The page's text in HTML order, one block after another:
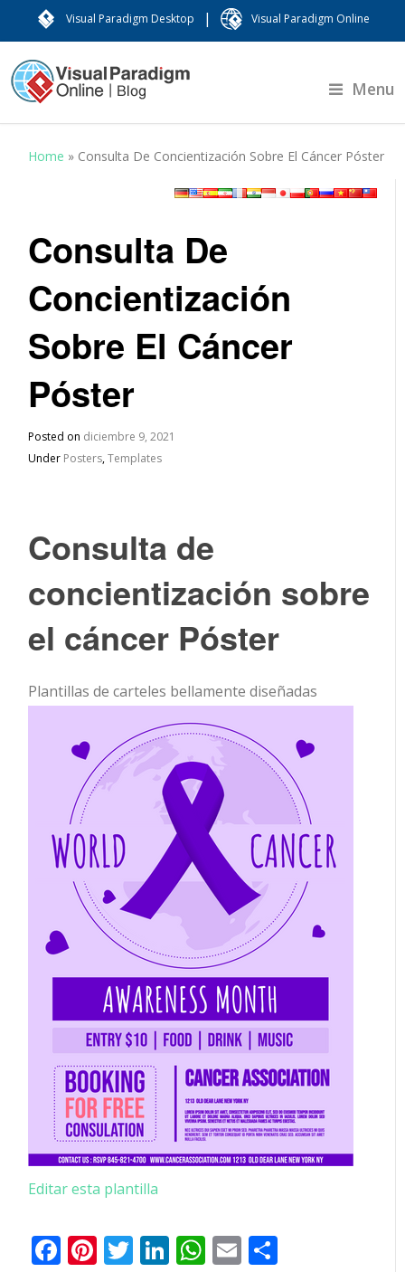
Visual Paradigm Desktop | Visual Paradigm Online
Menu
Home » Consulta De Concientización Sobre El Cáncer Póster
Consulta De
Concientización
Sobre El Cáncer
Póster
Posted on diciembre 9, 2021
Under Posters,Templates
Consulta de
concientización sobre
el cáncer Póster
Plantillas de carteles bellamente diseñadas
Editar esta plantilla
Facebook
Pinterest
Twitter
LinkedIn
WhatsApp
Email